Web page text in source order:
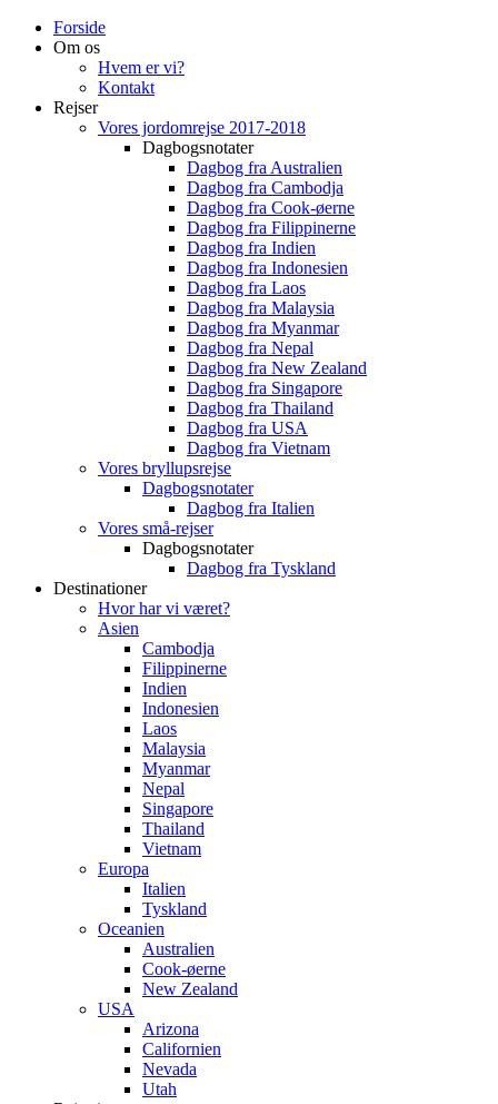
Forside
Om os
Hvem er vi?
Kontakt
Rejser
Vores jordomrejse 2017-2018
Dagbogsnotater
Dagbog fra Australien
Dagbog fra Cambodja
Dagbog fra Cook-øerne
Dagbog fra Filippinerne
Dagbog fra Indien
Dagbog fra Indonesien
Dagbog fra Laos
Dagbog fra Malaysia
Dagbog fra Myanmar
Dagbog fra Nepal
Dagbog fra New Zealand
Dagbog fra Singapore
Dagbog fra Thailand
Dagbog fra USA
Dagbog fra Vietnam
Vores bryllupsrejse
Dagbogsnotater
Dagbog fra Italien
Vores små-rejser
Dagbogsnotater
Dagbog fra Tyskland
Destinationer
Hvor har vi været?
Asien
Cambodja
Filippinerne
Indien
Indonesien
Laos
Malaysia
Myanmar
Nepal
Singapore
Thailand
Vietnam
Europa
Italien
Tyskland
Oceanien
Australien
Cook-øerne
New Zealand
USA
Arizona
Californien
Nevada
Utah